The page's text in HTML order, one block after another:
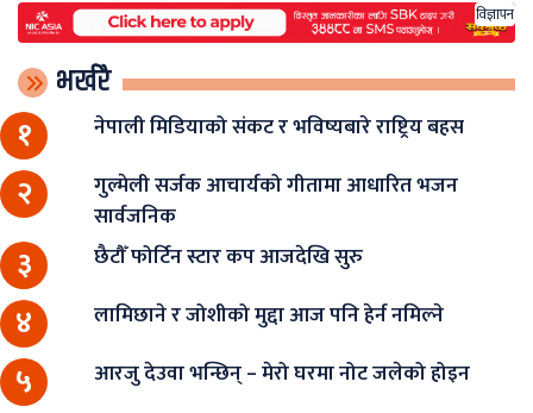
विज्ञापन
भर्खरै
१ नेपाली मिडियाको संकट र भविष्यबारे राष्ट्रिय बहस
२
गुल्मेली सर्जक आचार्यको गीतामा आधारित भजन
सार्वजनिक
३ छैटौँ फोर्टिन स्टार कप आजदेखि सुरु
४ लामिछाने र जोशीको मुद्दा आज पनि हेर्न नमिल्ने
५ आरजु देउवा भन्छिन् – मेरो घरमा नोट जलेको होइन